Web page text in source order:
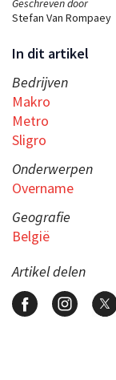
Stefan Van Rompaey
In dit artikel
Bedrijven
Makro
Metro
Sligro
Onderwerpen
Overname
Geografie
België
Artikel delen